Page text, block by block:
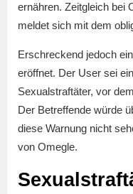
ernähren. Zeitgleich bei
meldet sich mit dem
Erschreckend jedoch
eröffnet. Der User sei
Sexualstraftäter, vor
Der Betreffende würde
diese Warnung nicht
von Omegle.